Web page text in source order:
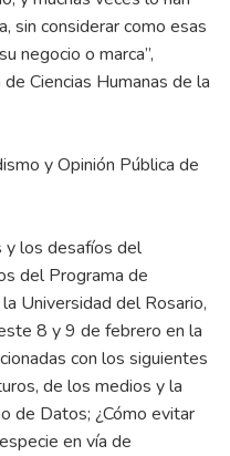
sin considerar como esas
negocio o marca”,
Ciencias Humanas de la
y Opinión Pública de
y los desafíos del
del Programa de
Universidad del Rosario,
8 y 9 de febrero en la
con los siguientes
de los medios y la
de Datos; ¿Cómo evitar
en vía de